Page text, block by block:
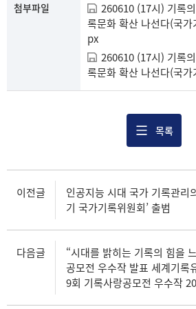
첨부파일
260610 (17시) 기록
록문화 확산 나선다(국
px
260610 (17시) 기록
록문화 확산 나선다(국
목록
이전글
인공지능 시대 국가 기록관리
기 국가기록위원회’ 출범
다음글
“시대를 밝히는 기록의 힘을
공모전 우수작 발표 세계기록
9회 기록사랑공모전 우수작